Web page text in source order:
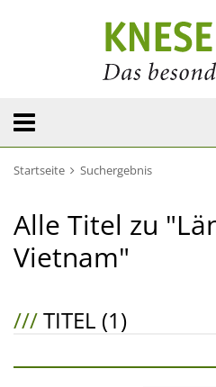
Startseite Suchergebnis
Alle Titel zu
Vietnam"
///TITEL (1)